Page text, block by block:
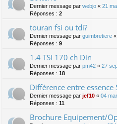
Dernier message par webjo « 21
Réponses : 2
touran fsi ou tdi?
Dernier message par guimbretiere «
Réponses : 9
1.4 TSI 170 ch Din
Dernier message par pm42 « 27
Réponses : 18
Différence entre essence
Dernier message par jef10 « 04
Réponses : 11
Brochure Equipement/